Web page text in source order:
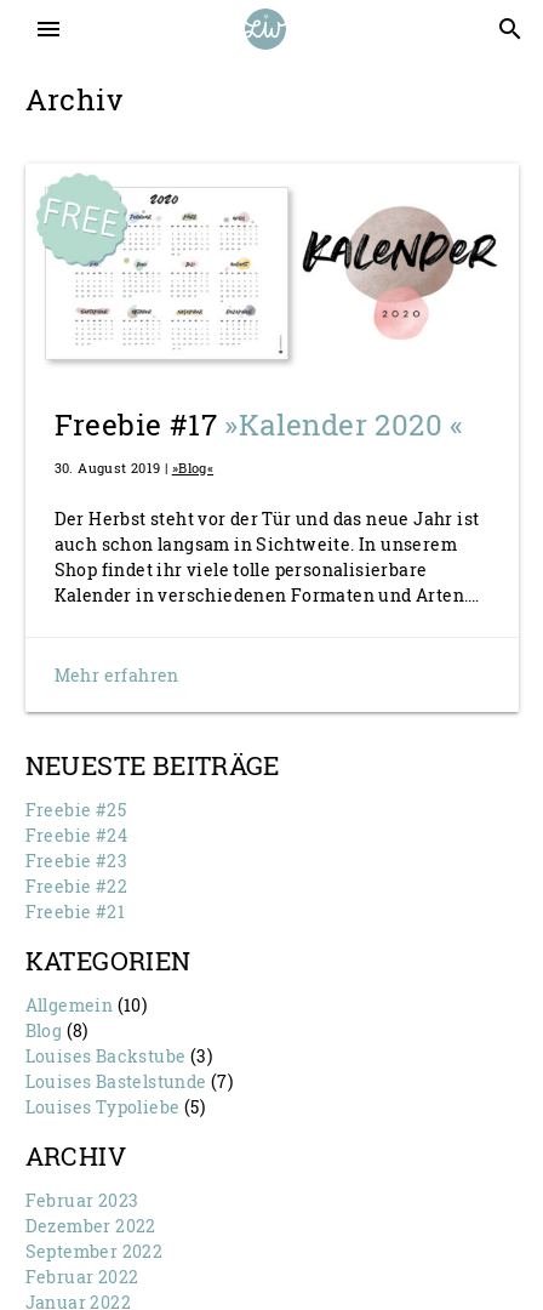
menu search
Archiv
Freebie #17 »Kalender 2020 «
30. August 2019 | »Blog«
Der Herbst steht vor der Tür und das neue Jahr ist
auch schon langsam in Sichtweite. In unserem
Shop findet ihr viele tolle personalisierbare
Kalender in verschiedenen Formaten und Arten.…
Mehr erfahren
NEUESTE BEITRÄGE
Freebie #25
Freebie #24
Freebie #23
Freebie #22
Freebie #21
KATEGORIEN
Allgemein (10)
Blog (8)
Louises Backstube (3)
Louises Bastelstunde (7)
Louises Typoliebe (5)
ARCHIV
Februar 2023
Dezember 2022
September 2022
Februar 2022
Januar 2022